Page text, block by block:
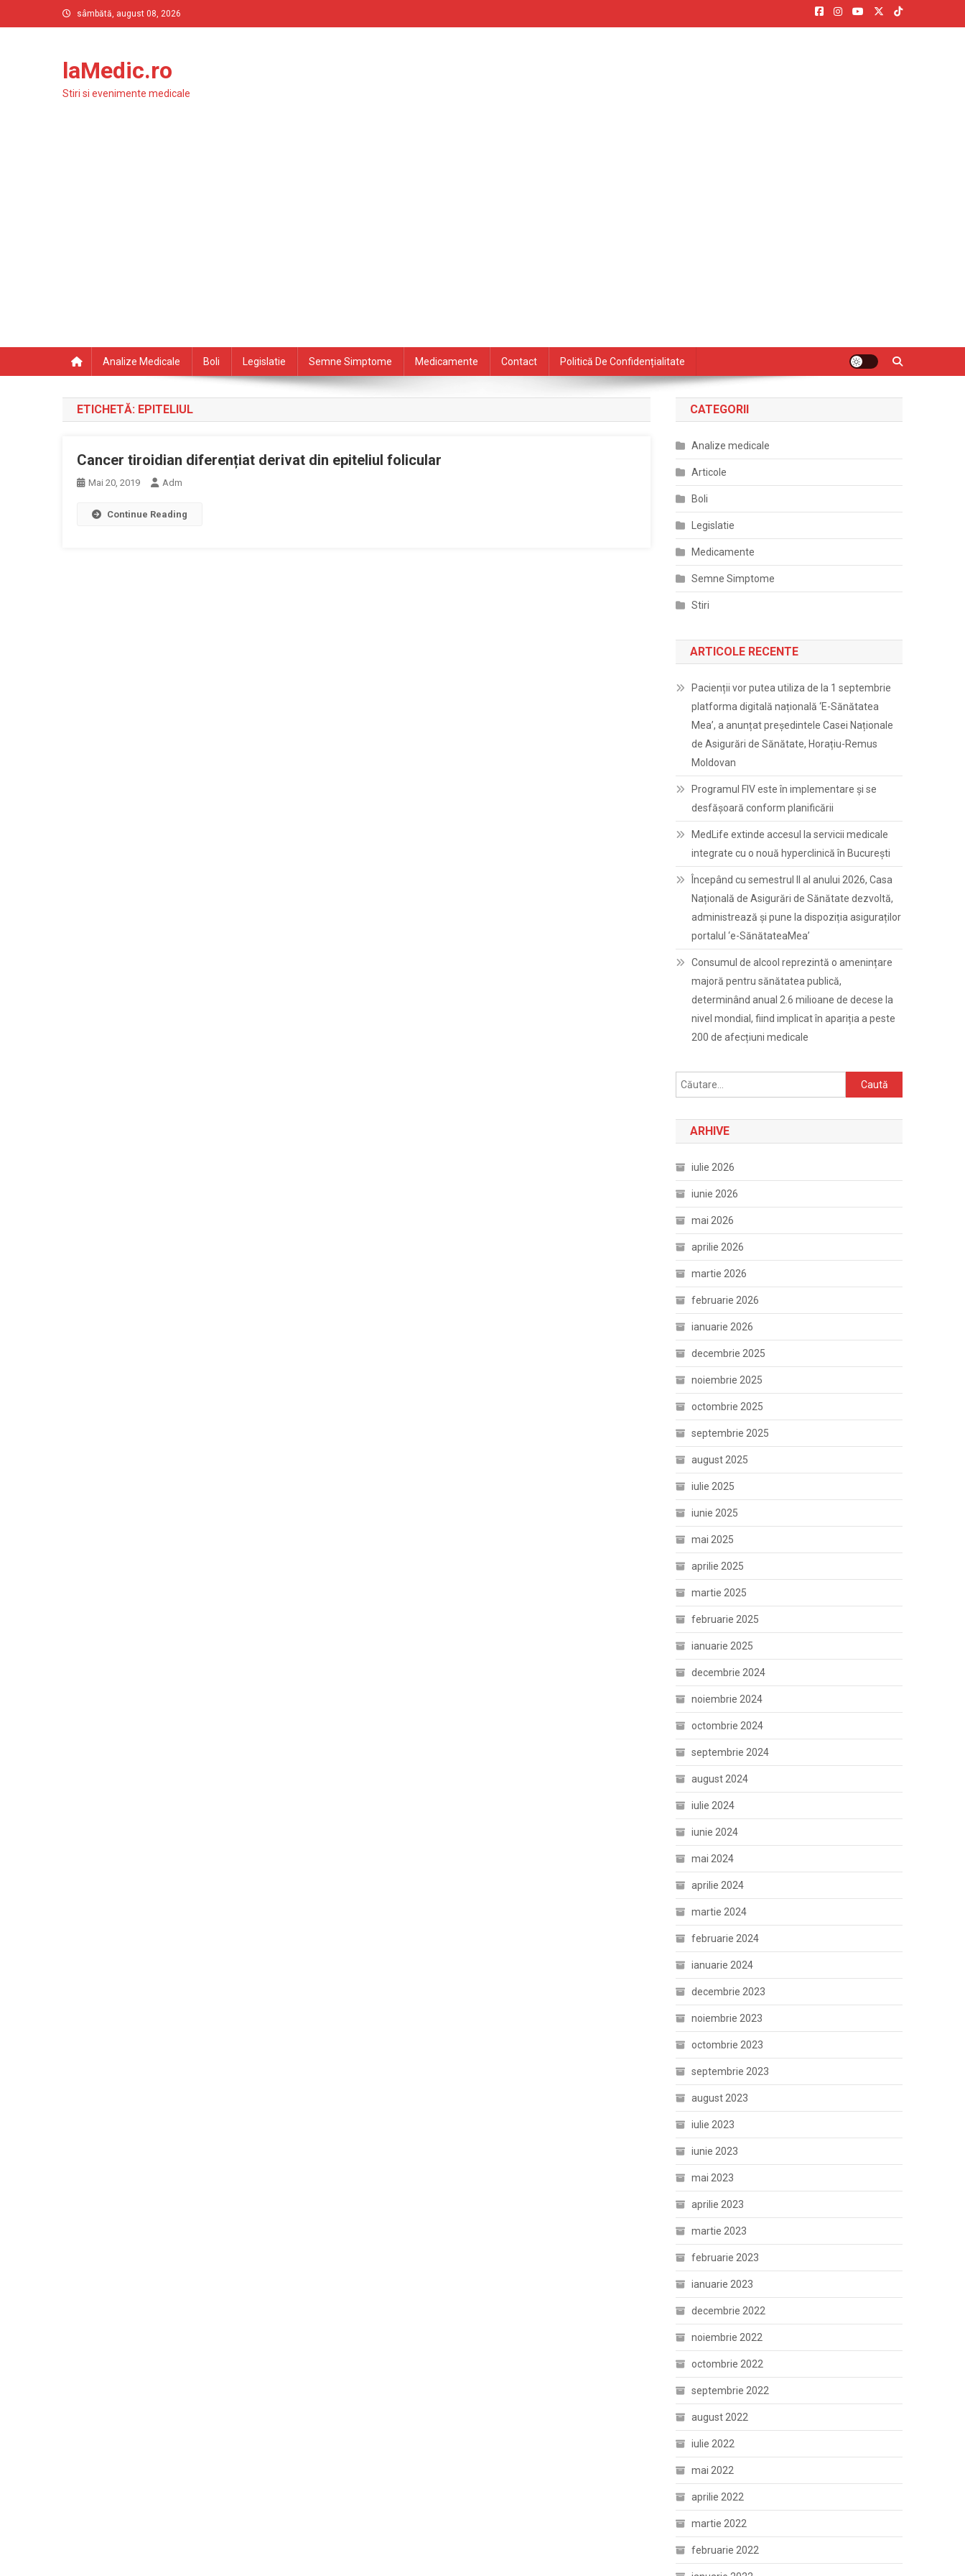
to
sâmbătă, august 08, 2026
laMedic.ro
Stiri si evenimente medicale
Analize Medicale Boli Legislatie Semne Simptome Medicamente Contact Politică De Confidențialitate
ETICHETĂ: EPITELIUL
Cancer tiroidian diferențiat derivat din epiteliul folicular
Mai 20, 2019 Adm
Continue Reading
CATEGORII
Analize medicale
Articole
Boli
Legislatie
Medicamente
Semne Simptome
Stiri
ARTICOLE RECENTE
Pacienții vor putea utiliza de la 1 septembrie
platforma digitală națională ‘E-Sănătatea
Mea’, a anunțat președintele Casei Naționale
de Asigurări de Sănătate, Horațiu-Remus
Moldovan
Programul FIV este în implementare și se
desfășoară conform planificării
MedLife extinde accesul la servicii medicale
integrate cu o nouă hyperclinică în București
Începând cu semestrul II al anului 2026, Casa
Națională de Asigurări de Sănătate dezvoltă,
administrează și pune la dispoziția asiguraților
portalul ‘e-SănătateaMea’
Consumul de alcool reprezintă o amenințare
majoră pentru sănătatea publică,
determinând anual 2.6 milioane de decese la
nivel mondial, fiind implicat în apariția a peste
200 de afecțiuni medicale
Caută
după:
ARHIVE
iulie 2026
iunie 2026
mai 2026
aprilie 2026
martie 2026
februarie 2026
ianuarie 2026
decembrie 2025
noiembrie 2025
octombrie 2025
septembrie 2025
august 2025
iulie 2025
iunie 2025
mai 2025
aprilie 2025
martie 2025
februarie 2025
ianuarie 2025
decembrie 2024
noiembrie 2024
octombrie 2024
septembrie 2024
august 2024
iulie 2024
iunie 2024
mai 2024
aprilie 2024
martie 2024
februarie 2024
ianuarie 2024
decembrie 2023
noiembrie 2023
octombrie 2023
septembrie 2023
august 2023
iulie 2023
iunie 2023
mai 2023
aprilie 2023
martie 2023
februarie 2023
ianuarie 2023
decembrie 2022
noiembrie 2022
octombrie 2022
septembrie 2022
august 2022
iulie 2022
mai 2022
aprilie 2022
martie 2022
februarie 2022